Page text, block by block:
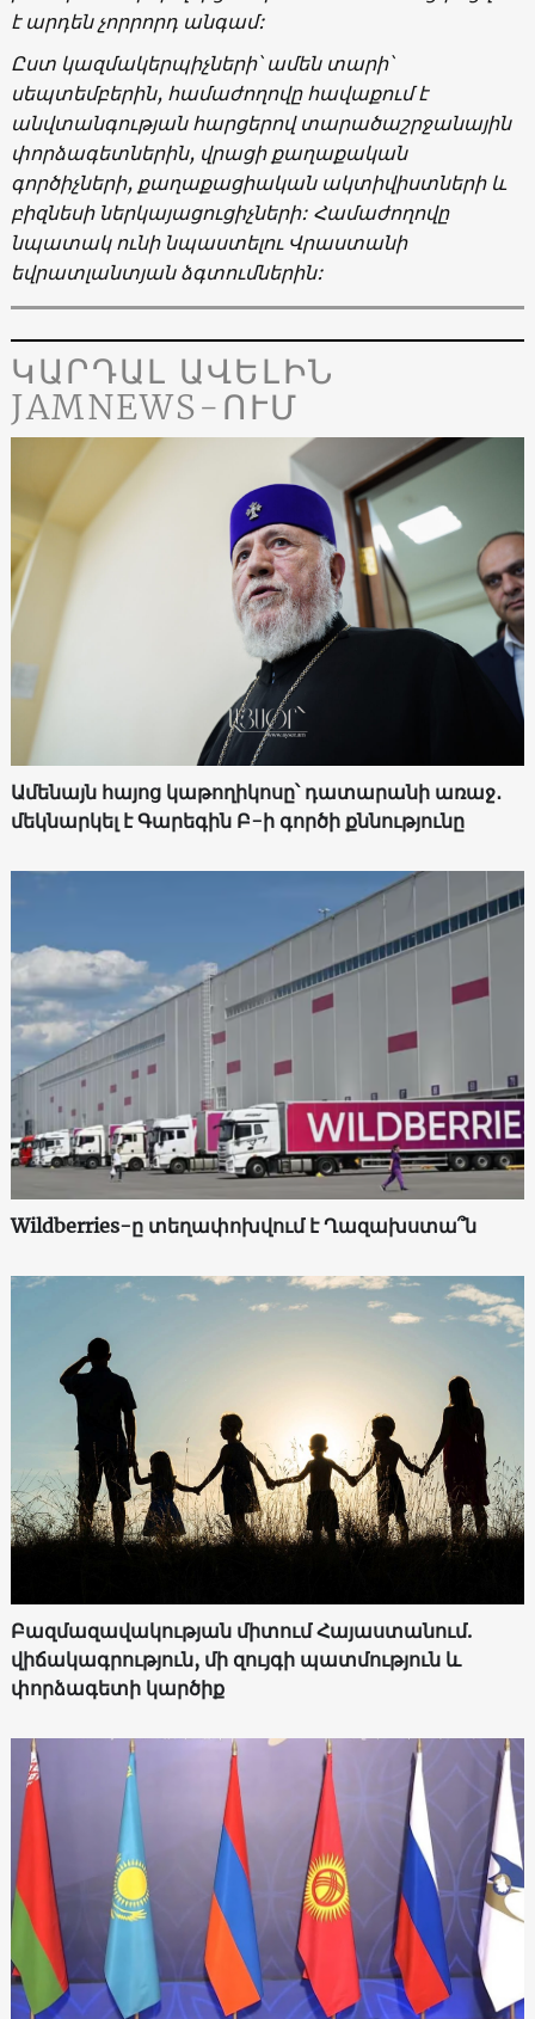
է արդեն չորրորդ անգամ:
Ըստ կազմակերպիչների՝ ամեն տարի՝
սեպտեմբերին, համաժողովը հավաքում է
անվտանգության հարցերով տարածաշրջանային
փորձագետներին, վրացի քաղաքական
գործիչների, քաղաքացիական ակտիվիստների և
բիզնեսի ներկայացուցիչների: Համաժողովը
նպատակ ունի նպաստելու Վրաստանի
եվրատլանտյան ձգտումներին:
ԿԱՐԴԱԼ ԱՎԵԼԻՆ
JAMNEWS-ՈՒՄ
Ամենայն հայոց կաթողիկոսը՝ դատարանի առաջ․
մեկնարկել է Գարեգին Բ-ի գործի քննությունը
Wildberries-ը տեղափոխվում է Ղազախստա՞ն
Բազմազավակության միտում Հայաստանում.
վիճակագրություն, մի զույգի պատմություն և
փորձագետի կարծիք